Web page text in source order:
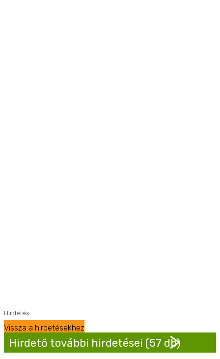
Hirdetés
Vissza a hirdetésekhez
Hirdető további hirdetései (57 db)